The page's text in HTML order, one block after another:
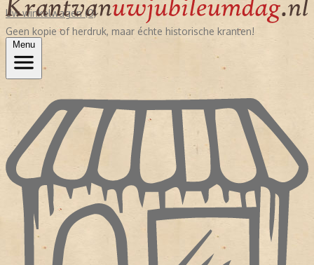
Uw winkelwagen (0)
Geen kopie of herdruk, maar échte historische kranten!
Menu